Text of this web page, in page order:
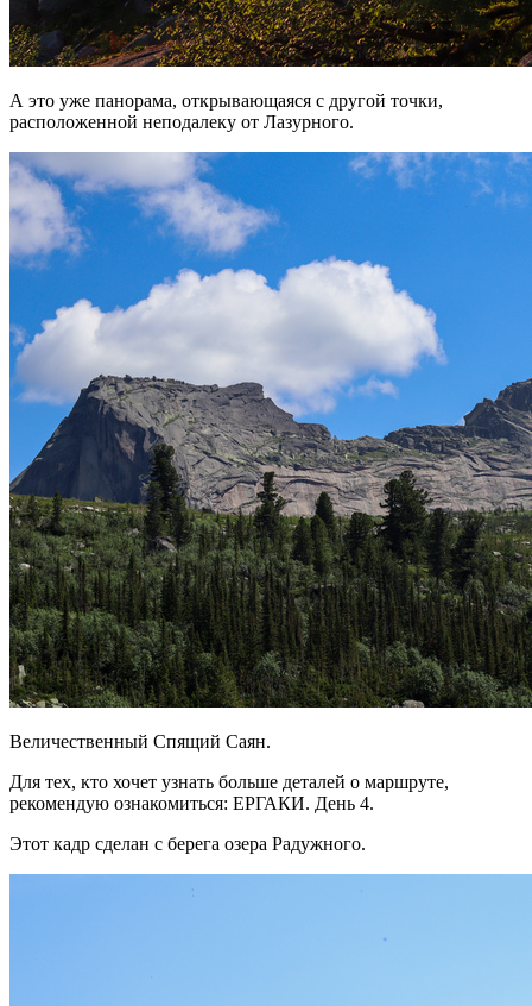
А это уже панорама, открывающаяся с другой точки,
расположенной неподалеку от Лазурного.
Величественный Спящий Саян.
Для тех, кто хочет узнать больше деталей о маршруте,
рекомендую ознакомиться: ЕРГАКИ. День 4.
Этот кадр сделан с берега озера Радужного.